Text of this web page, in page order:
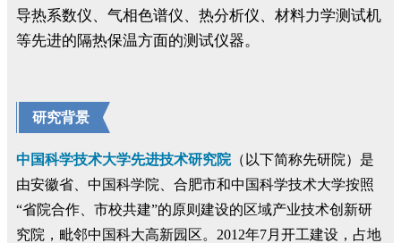
导热系数仪、气相色谱仪、热分析仪、材料力学测试机
等先进的隔热保温方面的测试仪器。
研究背景
中国科学技术大学先进技术研究院（以下简称先研院）是
由安徽省、中国科学院、合肥市和中国科学技术大学按照
“省院合作、市校共建”的原则建设的区域产业技术创新研
究院，毗邻中国科大高新园区。2012年7月开工建设，占地